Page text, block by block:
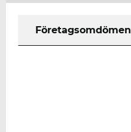
Företagsomdömen